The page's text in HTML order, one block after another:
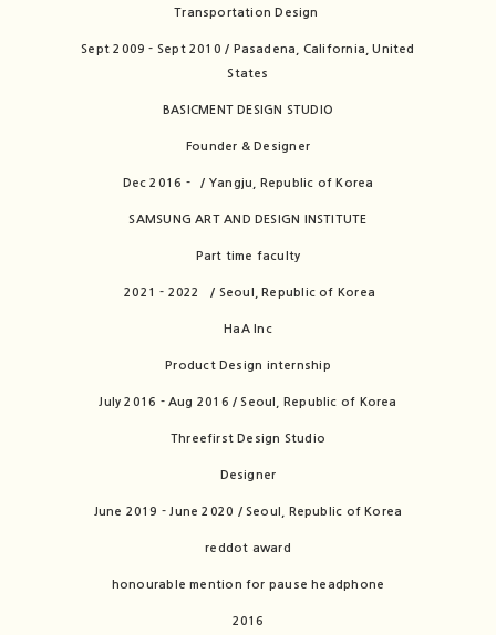
Transportation Design
Sept 2009 - Sept 2010 / Pasadena, California, United
States
BASICMENT DESIGN STUDIO
Founder & Designer
Dec 2016 - / Yangju, Republic of Korea
SAMSUNG ART AND DESIGN INSTITUTE
Part time faculty
2021 - 2022 / Seoul, Republic of Korea
HaA Inc
Product Design internship
July 2016 - Aug 2016 / Seoul, Republic of Korea
Threefirst Design Studio
Designer
June 2019 - June 2020 / Seoul, Republic of Korea
reddot award
honourable mention for pause headphone
2016